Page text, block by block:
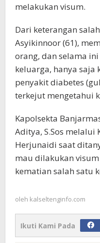
melakukan visum.
Dari keterangan
Asyikinnoor (61),
orang, dan selama
keluarga, hanya
penyakit diabetes
terkejut mengetahui
Kapolsekta
Aditya, S.Sos melalui
Herjunaidi saat
mau dilakukan
kematian salah satu
oleh kalseltenginfo.com
Ikuti Kami Pada